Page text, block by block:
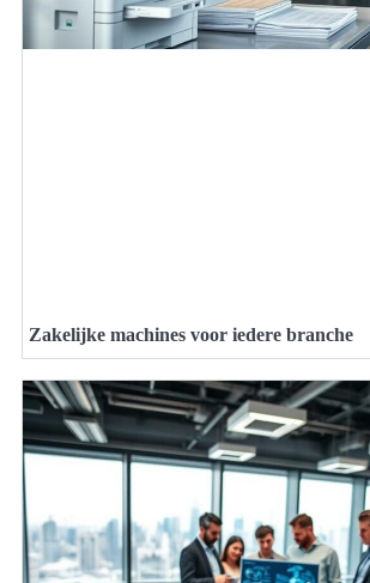
Zakelijke machines voor iedere branche